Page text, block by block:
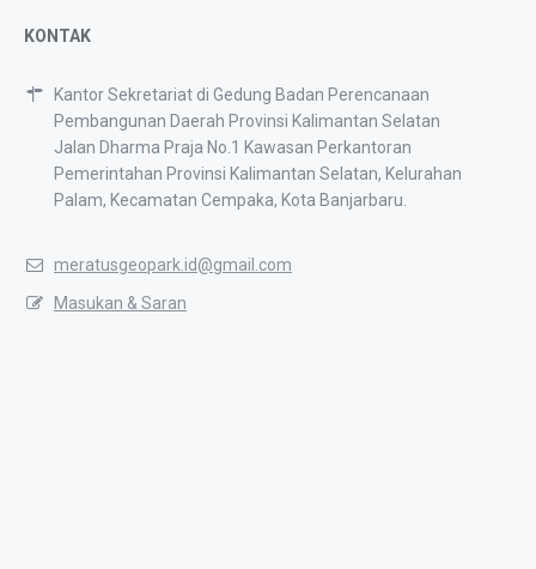
KONTAK
Kantor Sekretariat di Gedung Badan Perencanaan
Pembangunan Daerah Provinsi Kalimantan Selatan
Jalan Dharma Praja No.1 Kawasan Perkantoran
Pemerintahan Provinsi Kalimantan Selatan, Kelurahan
Palam, Kecamatan Cempaka, Kota Banjarbaru.
meratusgeopark.id@gmail.com
Masukan & Saran